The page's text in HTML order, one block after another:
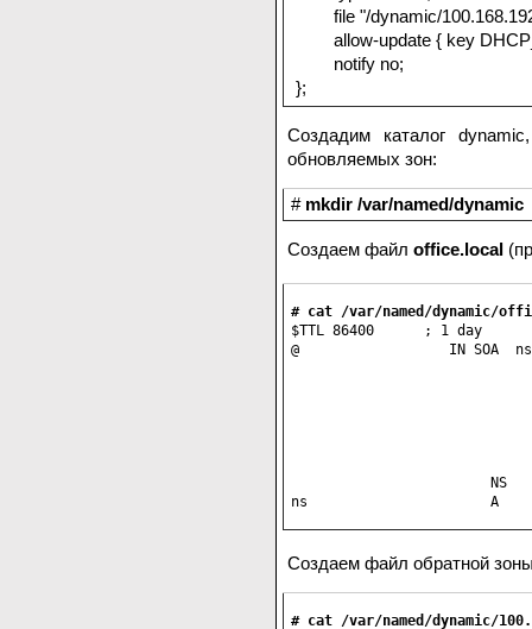
file "/dynamic/
allow-update { key
notify no;
};
Создадим каталог
обновляемых зон:
# mkdir /var/named/dynamic
Создаем файл office.local
# cat /var/named/dynamic/
$TTL 86400      ; 1 day
@                  IN SOA
NS
ns                      A
Создаем файл обратной